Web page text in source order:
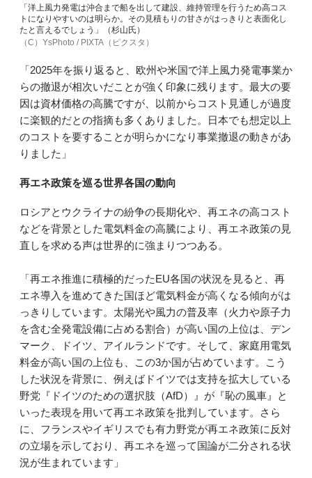
「洋上風力発電は沖合まで船を出して建設、維持管理を行うため高コス
トになりやすいのは明らか。その見積もりの甘さがはっきりと表面化し
たと言えるでしょう」（杉山氏）
（C）YsPhoto / PIXTA（ピクスタ）
「2025年を振り返ると、欧州や米国で洋上風力発電事業か
らの撤退が相次いだことが強く印象に残ります。最大の要
因は資材価格の高騰ですが、以前からコスト見通しが過度
に楽観的だとの指摘も多くありました。日本でも想定以上
のコストを要することが明らかになり事業撤退の動きがあ
りました」
再エネ政策を巡る世界各国の動向
ロシアとウクライナの紛争の長期化や、再エネの高コスト
などを背景とした電気料金の高騰により、再エネ政策の見
直しを求める声は世界的に強まりつつある。
「再エネ推進に積極的だったEU各国の状況を見ると、再
エネ導入を進めてきた国ほど電気料金が高くなる傾向がは
っきりしています。太陽光や風力の普及率（火力や原子力
を含む全発電設備に占める割合）が高い国の上位は、デン
マーク、ドイツ、アイルランドです。そして、家庭用電気
料金が高い国の上位も、この3か国が占めています。こう
した状況を背景に、例えばドイツでは支持を拡大している
野党『ドイツのための選択肢（AfD）』が『恥の風車』と
いった表現を用いて再エネ政策を批判しています。さら
に、フランスやイギリスでも有力野党が再エネ政策に反対
の立場を示しており、再エネを巡って国論が二分される状
況が生まれています」